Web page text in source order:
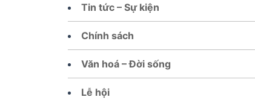
Tin tức – Sự kiện
Chính sách
Văn hoá – Đời sống
Lễ hội